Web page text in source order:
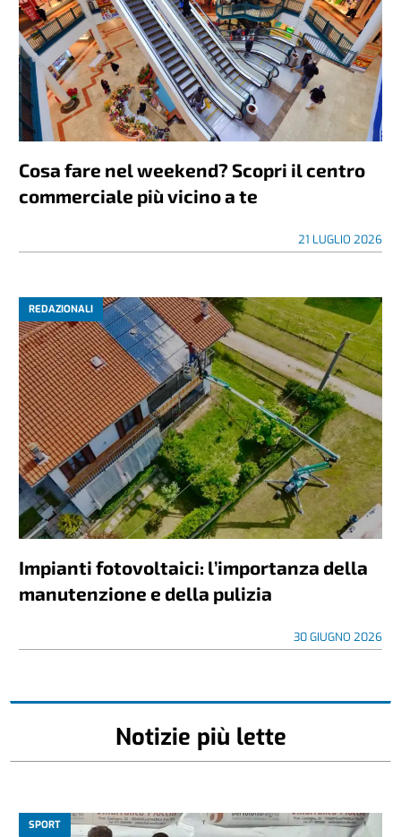
Cosa fare nel weekend? Scopri il centro
commerciale più vicino a te
21 LUGLIO 2026
REDAZIONALI
Impianti fotovoltaici: l’importanza della
manutenzione e della pulizia
30 GIUGNO 2026
Notizie più lette
SPORT